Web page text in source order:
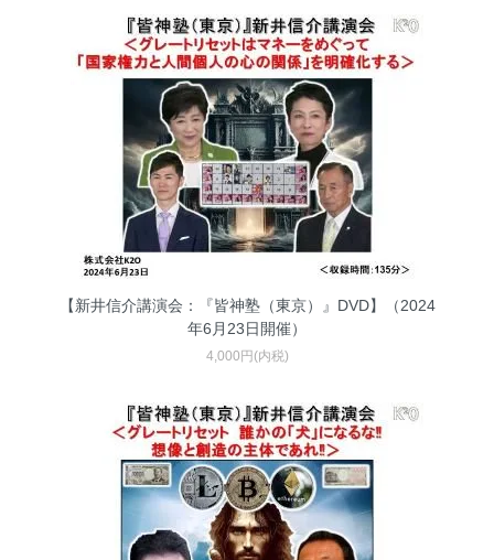
【新井信介講演会：『皆神塾（東京）』DVD】（2024
年6月23日開催）
4,000円(内税)